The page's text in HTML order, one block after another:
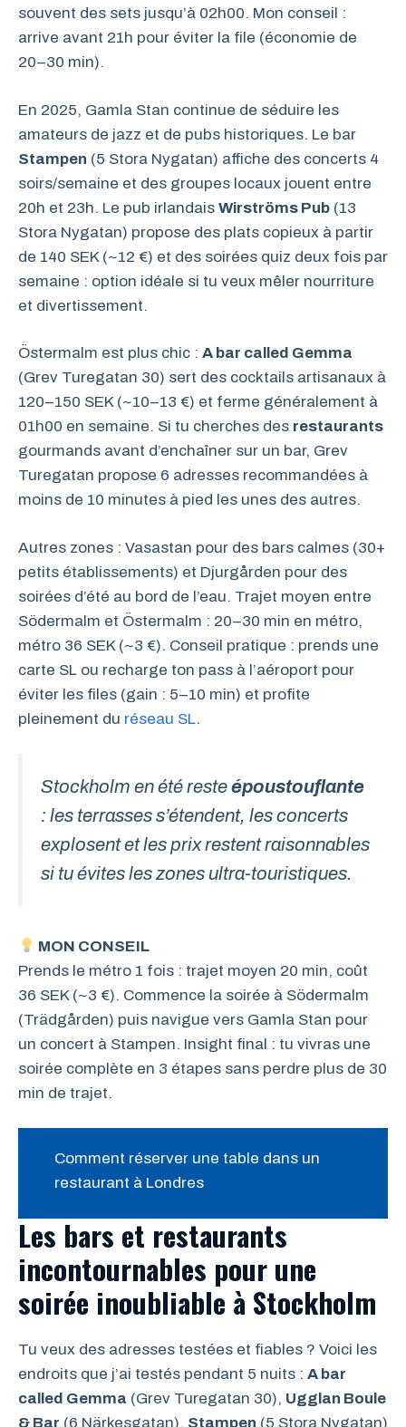
souvent des sets jusqu’à 02h00. Mon conseil :
arrive avant 21h pour éviter la file (économie de
20–30 min).
En 2025, Gamla Stan continue de séduire les
amateurs de jazz et de pubs historiques. Le bar
Stampen (5 Stora Nygatan) affiche des concerts 4
soirs/semaine et des groupes locaux jouent entre
20h et 23h. Le pub irlandais Wirströms Pub (13
Stora Nygatan) propose des plats copieux à partir
de 140 SEK (~12 €) et des soirées quiz deux fois par
semaine : option idéale si tu veux mêler nourriture
et divertissement.
Östermalm est plus chic : A bar called Gemma
(Grev Turegatan 30) sert des cocktails artisanaux à
120–150 SEK (~10–13 €) et ferme généralement à
01h00 en semaine. Si tu cherches des restaurants
gourmands avant d’enchaîner sur un bar, Grev
Turegatan propose 6 adresses recommandées à
moins de 10 minutes à pied les unes des autres.
Autres zones : Vasastan pour des bars calmes (30+
petits établissements) et Djurgården pour des
soirées d’été au bord de l’eau. Trajet moyen entre
Södermalm et Östermalm : 20–30 min en métro,
métro 36 SEK (~3 €). Conseil pratique : prends une
carte SL ou recharge ton pass à l’aéroport pour
éviter les files (gain : 5–10 min) et profite
pleinement du réseau SL.
Stockholm en été resteépoustouflante
: les terrasses s’étendent, les concerts
explosent et les prix restent raisonnables
si tu évites les zones ultra-touristiques.
MON CONSEIL
Prends le métro 1 fois : trajet moyen 20 min, coût
36 SEK (~3 €). Commence la soirée à Södermalm
(Trädgården) puis navigue vers Gamla Stan pour
un concert à Stampen. Insight final : tu vivras une
soirée complète en 3 étapes sans perdre plus de 30
min de trajet.
Comment réserver une table dans un
restaurant à Londres
Les bars et restaurants
incontournables pour une
soirée inoubliable à Stockholm
Tu veux des adresses testées et fiables ? Voici les
endroits que j’ai testés pendant 5 nuits : A bar
called Gemma (Grev Turegatan 30), Ugglan Boule
& Bar (6 Närkesgatan), Stampen (5 Stora Nygatan)